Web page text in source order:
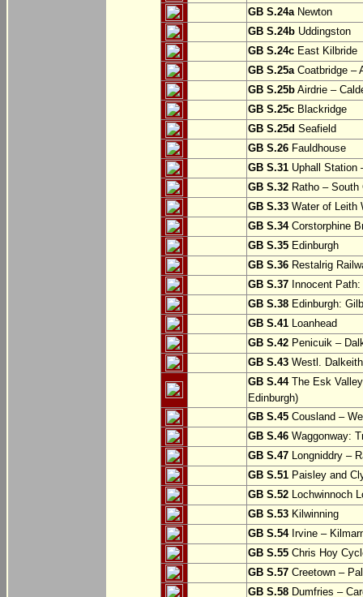
GB S.24aNewton
GB S.24b Uddingston
GB S.24c East Kilbride
GB S.25aCoatbridge –
GB S.25b Airdrie –
GB S.25c Blackridge
GB S.25d Seafield
GB S.26 Fauldhouse
GB S.31 Uphall Station
GB S.32 Ratho – South
GB S.33 Water of Leith
GB S.34Corstorphine
GB S.35 Edinburgh
GB S.36 Restalrig
GB S.37 Innocent
GB S.38 Edinburgh:
GB S.41 Loanhead
GB S.42 Penicuik –
GB S.43 Westl. Dalkeith
GB S.44The Esk
Edinburgh)
GB S.45 Cousland –
GB S.46 Waggonway:
GB S.47 Longniddry –
GB S.51 Paisley and
GB S.52 Lochwinnoch
GB S.53 Kilwinning
GB S.54Irvine –
GB S.55 Chris Hoy
GB S.57 Creetown –
GB S.58 Dumfries –